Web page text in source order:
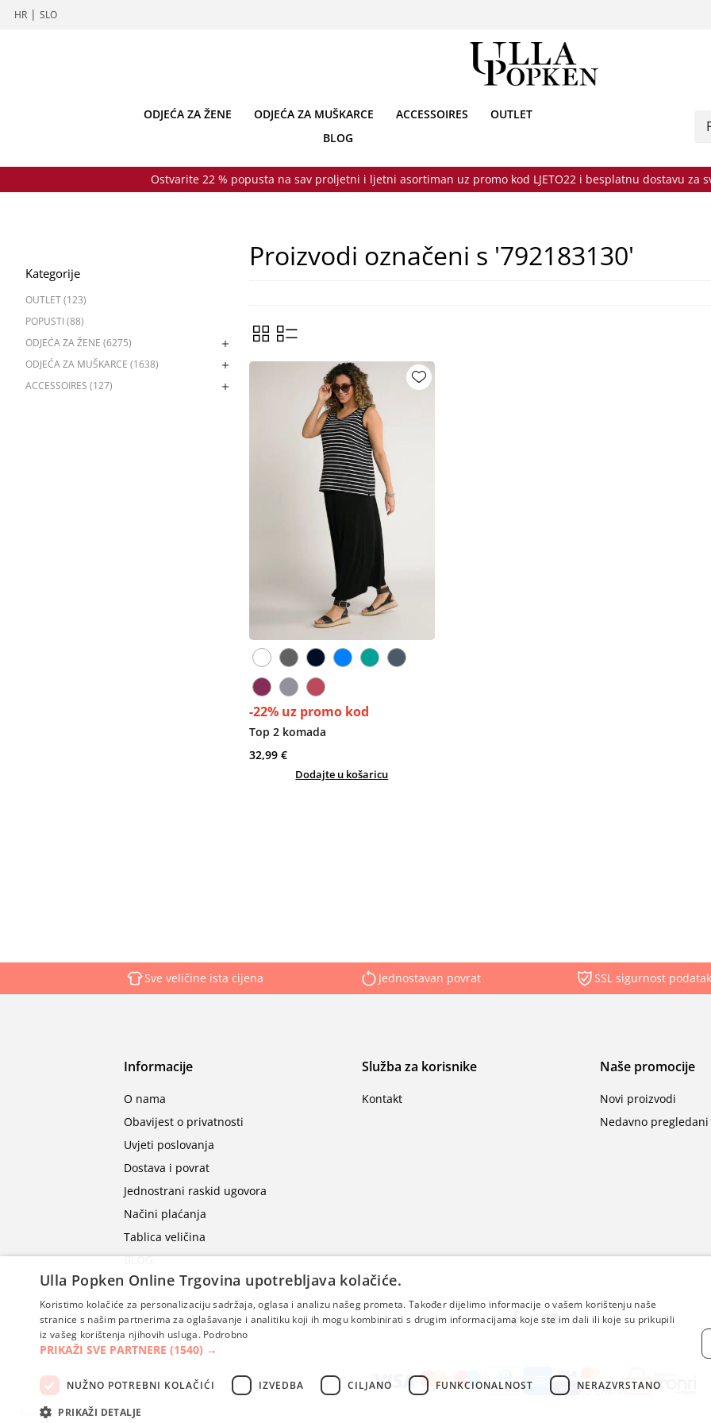
HR | SLO
ODJEĆA ZA ŽENE ODJEĆA ZA MUŠKARCE ACCESSOIRES
OUTLET
BLOG
Ostvarite 22 % popusta na sav proljetni i ljetni asortiman uz promo kod LJETO22 i besplatnu dostavu za
Kategorije
OUTLET (123)
POPUSTI (88)
ODJEĆA ZA ŽENE (6275)
ODJEĆA ZA MUŠKARCE (1638)
ACCESSOIRES (127)
Proizvodi označeni s '792183130'
-22% uz promo kod
Top 2 komada
32,99 €
Dodajte u košaricu
Sve veličine ista cijena Jednostavan povrat SSL sigurnost
Informacije
O nama
Obavijest o privatnosti
Uvjeti poslovanja
Dostava i povrat
Jednostrani raskid ugovora
Načini plaćanja
Tablica veličina
BLOG
Služba za korisnike
Kontakt
Naše promocije
Novi proizvodi
Nedavno
Powered bynopCommerce
Ulla Popken Online Trgovina upotrebljava kolačiće.
Koristimo kolačiće za personalizaciju sadržaja, oglasa i analizu našeg prometa. Također dijelimo informacije o vašem korištenju naše
stranice s našim partnerima za oglašavanje i analitiku koji ih mogu kombinirati s drugim informacijama koje ste im dali ili koje su prikupili
iz vašeg korištenja njihovih usluga. Podrobno
PRIKAŽI SVE PARTNERE (1540) →
NUŽNO POTREBNI KOLAČIĆI IZVEDBA CILJANO FUNKCIONALNOST NERAZVRSTANO
PRIKAŽI DETALJE